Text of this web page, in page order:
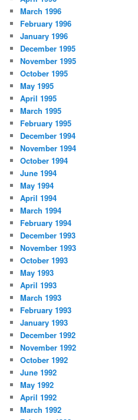
March 1996
February 1996
January 1996
December 1995
November 1995
October 1995
May 1995
April 1995
March 1995
February 1995
December 1994
November 1994
October 1994
June 1994
May 1994
April 1994
March 1994
February 1994
December 1993
November 1993
October 1993
May 1993
April 1993
March 1993
February 1993
January 1993
December 1992
November 1992
October 1992
June 1992
May 1992
April 1992
March 1992